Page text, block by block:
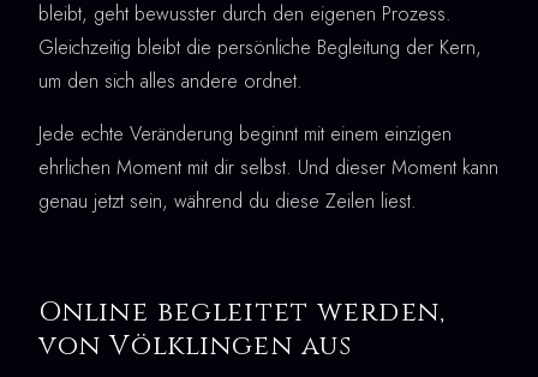
bleibt, geht bewusster durch den eigenen Prozess.
Gleichzeitig bleibt die persönliche Begleitung der Kern,
um den sich alles andere ordnet.
Jede echte Veränderung beginnt mit einem einzigen
ehrlichen Moment mit dir selbst. Und dieser Moment kann
genau jetzt sein, während du diese Zeilen liest.
Online begleitet werden,
von Völklingen aus